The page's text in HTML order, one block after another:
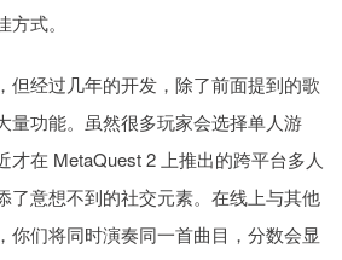
式。
但经过几年的开发，除了前面提到的歌
量功能。虽然很多玩家会选择单人游
才在 MetaQuest 2 上推出的跨平台多人
了意想不到的社交元素。在线上与其他
你们将同时演奏同一首曲目，分数会显